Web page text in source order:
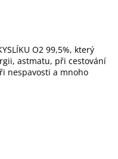
O2 99,5%, který
astmatu, při cestování
nespavosti a mnoho